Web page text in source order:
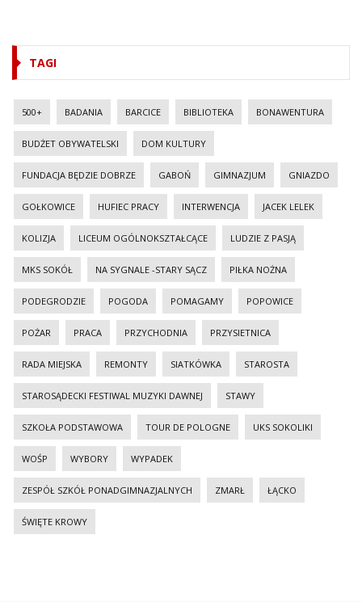
TAGI
500+ BADANIA BARCICE BIBLIOTEKA BONAWENTURA
BUDŻET OBYWATELSKI DOM KULTURY
FUNDACJA BĘDZIE DOBRZE GABOŃ GIMNAZJUM GNIAZDO
GOŁKOWICE HUFIEC PRACY INTERWENCJA JACEK LELEK
KOLIZJA LICEUM OGÓLNOKSZTAŁCĄCE LUDZIE Z PASJĄ
MKS SOKÓŁ NA SYGNALE -STARY SĄCZ PIŁKA NOŻNA
PODEGRODZIE POGODA POMAGAMY POPOWICE
POŻAR PRACA PRZYCHODNIA PRZYSIETNICA
RADA MIEJSKA REMONTY SIATKÓWKA STAROSTA
STAROSĄDECKI FESTIWAL MUZYKI DAWNEJ STAWY
SZKOŁA PODSTAWOWA TOUR DE POLOGNE UKS SOKOLIKI
WOŚP WYBORY WYPADEK
ZESPÓŁ SZKÓŁ PONADGIMNAZJALNYCH ZMARŁ ŁĄCKO
ŚWIĘTE KROWY